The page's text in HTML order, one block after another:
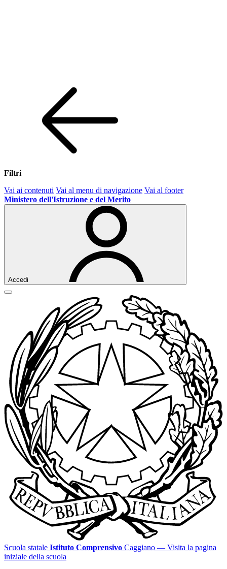
Filtri
Vai ai contenuti Vai al menu di navigazione Vai al footer
Ministero dell'Istruzione e del Merito
Accedi
Scuola statale Istituto Comprensivo Caggiano — Visita la pagina
iniziale della scuola